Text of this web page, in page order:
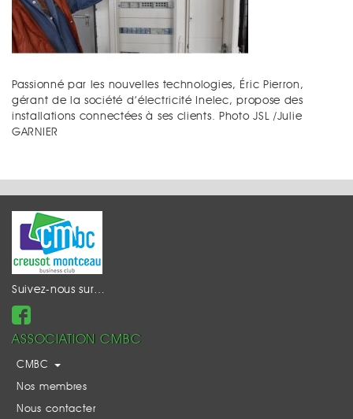
Passionné par les nouvelles technologies, Éric Pierron,
gérant de la société d’électricité Inelec, propose des
installations connectées à ses clients. Photo JSL /Julie
GARNIER
Suivez-nous sur…
ASSOCIATION CMBC
CMBC
Nos membres
Nous contacter